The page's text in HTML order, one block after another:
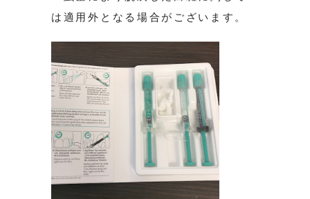
は適用外となる場合がございます。